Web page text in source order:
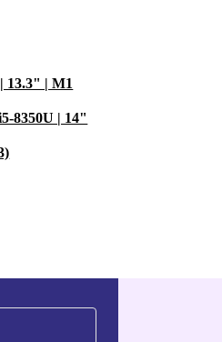
13.3" | M1
8350U | 14"